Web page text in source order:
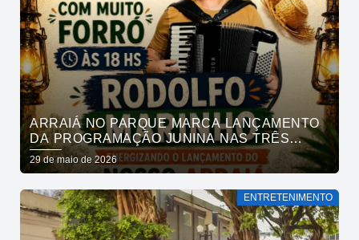
ARRAIÁ NO PARQUE MARCA LANÇAMENTO
DA PROGRAMAÇÃO JUNINA NAS TRÊS
RUAS, NESSE FIM DE SEMANA
29 de maio de 2026
ENTRETENIMENTO